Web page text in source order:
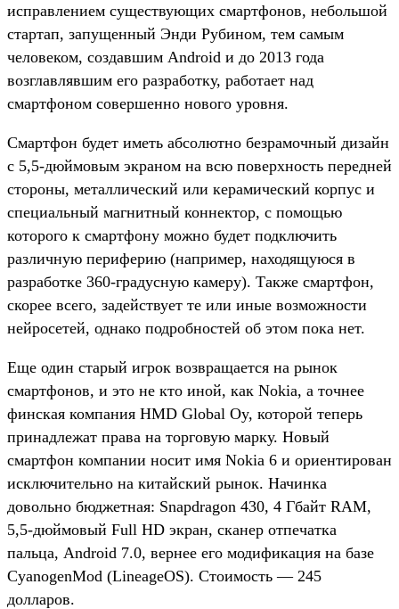
исправлением существующих смартфонов, небольшой
стартап, запущенный Энди Рубином, тем самым
человеком, создавшим Android и до 2013 года
возглавлявшим его разработку, работает над
смартфоном совершенно нового уровня.
Смартфон будет иметь абсолютно безрамочный дизайн
с 5,5-дюймовым экраном на всю поверхность передней
стороны, металлический или керамический корпус и
специальный магнитный коннектор, с помощью
которого к смартфону можно будет подключить
различную периферию (например, находящуюся в
разработке 360-градусную камеру). Также смартфон,
скорее всего, задействует те или иные возможности
нейросетей, однако подробностей об этом пока нет.
Еще один старый игрок возвращается на рынок
смартфонов, и это не кто иной, как Nokia, а точнее
финская компания HMD Global Oy, которой теперь
принадлежат права на торговую марку. Новый
смартфон компании носит имя Nokia 6 и ориентирован
исключительно на китайский рынок. Начинка
довольно бюджетная: Snapdragon 430, 4 Гбайт RAM,
5,5-дюймовый Full HD экран, сканер отпечатка
пальца, Android 7.0, вернее его модификация на базе
CyanogenMod (LineageOS). Стоимость — 245
долларов.